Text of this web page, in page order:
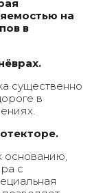
на
в
существенно
в
с